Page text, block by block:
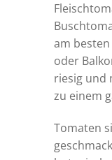
am
oder
riesig und
zu einem
Tomaten